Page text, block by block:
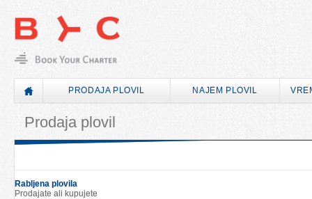
PRODAJA PLOVIL NAJEM PLOVIL
Prodaja plovil
Rabljena plovila
Prodajate ali kupujete